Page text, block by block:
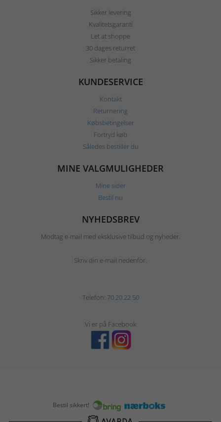
Sikker levering
Kvalitetsgaranti
Let at shoppe
30 dages returret
Sikker betaling
KUNDESERVICE
Kontakt
Returnering
Købsbetingelser
Fortryd køb
Således bestiller du
MINE VALGMULIGHEDER
Mine sider
Bestil nu
NYHEDSBREV
Modtag e-mail med eksklusive tilbud og nyheder.
Skriv din e-mail nedenfor.
Telefon: 70 20 22 50
Vi er på Facebook
Bestil sikkert!